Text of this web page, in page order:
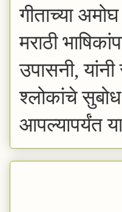
गीताच्या
मराठी
उपासनी,
श्लोकांचे
आपल्यापर्यंत